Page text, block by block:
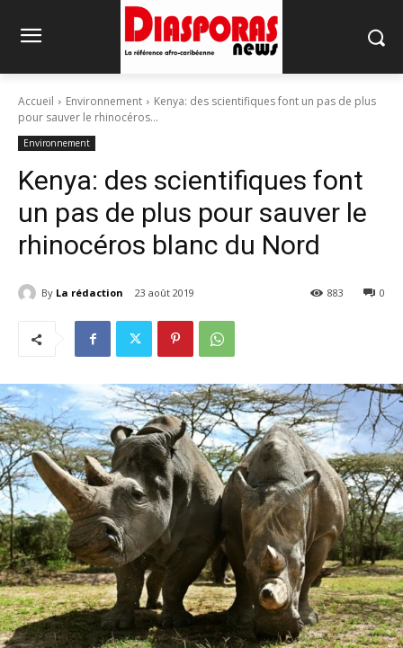
Accueil Environnement
Kenya: des scientifiques font un pas de plus
pour sauver le rhinocéros...
Environnement
Kenya: des scientifiques font
un pas de plus pour sauver le
rhinocéros blanc du Nord
By La rédaction 23 août 2019 0
883